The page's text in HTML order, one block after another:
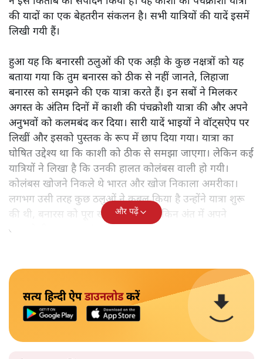
की यादों का एक बेहतरीन संकलन है। सभी यात्रियों की यादें इसमें
लिखी गयी हैं।
हुआ यह कि बनारसी ठलुओं की एक अड़ी के कुछ नक्षत्रों को यह
बताया गया कि तुम बनारस को ठीक से नहीं जानते, लिहाजा
बनारस को समझने की एक यात्रा करते हैं। इन सबों ने मिलकर
अगस्त के अंतिम दिनों में काशी की पंचक्रोशी यात्रा की और अपने
अनुभवों को कलमबंद कर दिया। सारी यादें भाइयों ने वॉट्सऐप पर
लिखीं और इसको पुस्तक के रूप में छाप दिया गया। यात्रा का
घोषित उद्देश्य था कि काशी को ठीक से समझा जाएगा। लेकिन कई
यात्रियों ने लिखा है कि उनकी हालत कोलंबस वाली हो गयी।
कोलंबस खोजने निकले थे भारत और खोज निकाला अमरीका।
लगभग उसी तरह कुछ ठलुओं ने कुबूल किया है उन्होंने यात्रा शुरू
की थी, बनारस को पूरा खोजने के लिए लेकिन अंत में अपने
आपको ही समझकर संतुष्ट हो गए।
और पढ़ें
सत्य हिन्दी ऐपडाउनलोडकरें